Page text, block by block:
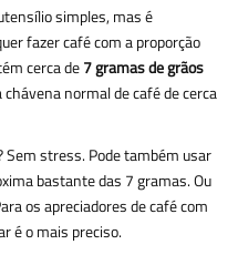
simples, mas é
fazer café com a proporção
cerca de7 gramas de grãos
normal de café de cerca
Sem stress. Pode também usar
bastante das 7 gramas. Ou
os apreciadores de café com
é o mais preciso.